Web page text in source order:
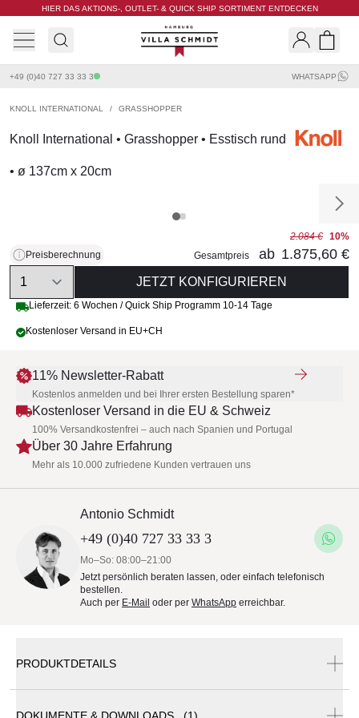
HIER DAS AKTIONS-, OUTLET- & QUICK SHIP SORTIMENT ENTDECKEN
Villa Schmidt
+49 (0)40 727 33 33 3 WHATSAPP
KNOLL INTERNATIONAL / GRASSHOPPER
Knoll International • Grasshopper • Esstisch rund
• ø 137cm x 20cm
Preisberechnung
2.084 € 10%
Gesamtpreis
ab 1.875,60 €
Quantity
JETZT KONFIGURIEREN
Lieferzeit: 6 Wochen / Quick Ship Programm 10-14 Tage
Kostenloser Versand in EU+CH
11% Newsletter-Rabatt
Kostenlos anmelden und bei Ihrer ersten Bestellung sparen*
Kostenloser Versand in die EU & Schweiz
100% Versandkostenfrei – auch nach Spanien und Portugal
Über 30 Jahre Erfahrung
Mehr als 10.000 zufriedene Kunden vertrauen uns
Antonio Schmidt
+49 (0)40 727 33 33 3
Mo–So: 08:00–21:00
Jetzt persönlich beraten lassen, oder einfach telefonisch
bestellen.
Auch per E-Mail oder per WhatsApp erreichbar.
PRODUKTDETAILS
DOKUMENTE & DOWNLOADS (1)